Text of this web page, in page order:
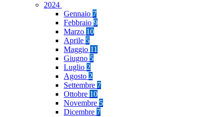
2024
Gennaio 7
Febbraio 9
Marzo 10
Aprile 5
Maggio 11
Giugno 5
Luglio 2
Agosto 2
Settembre 7
Ottobre 10
Novembre 5
Dicembre 7